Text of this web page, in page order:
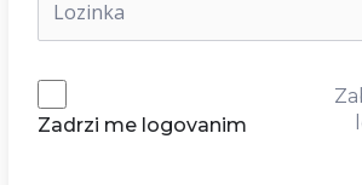
Zadrzi me logovanim